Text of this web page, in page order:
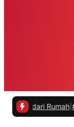
dari Rumah| #2 -